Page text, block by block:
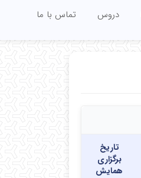
دروس تماس با ما
تاریخ
برگزاری
همایش